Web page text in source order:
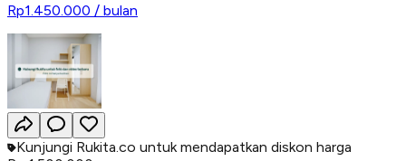
Rp1.450.000 / bulan
Kunjungi Rukita.co untuk mendapatkan diskon harga